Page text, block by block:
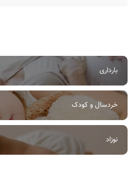
بارداری
خردسال و کودک
نوزاد